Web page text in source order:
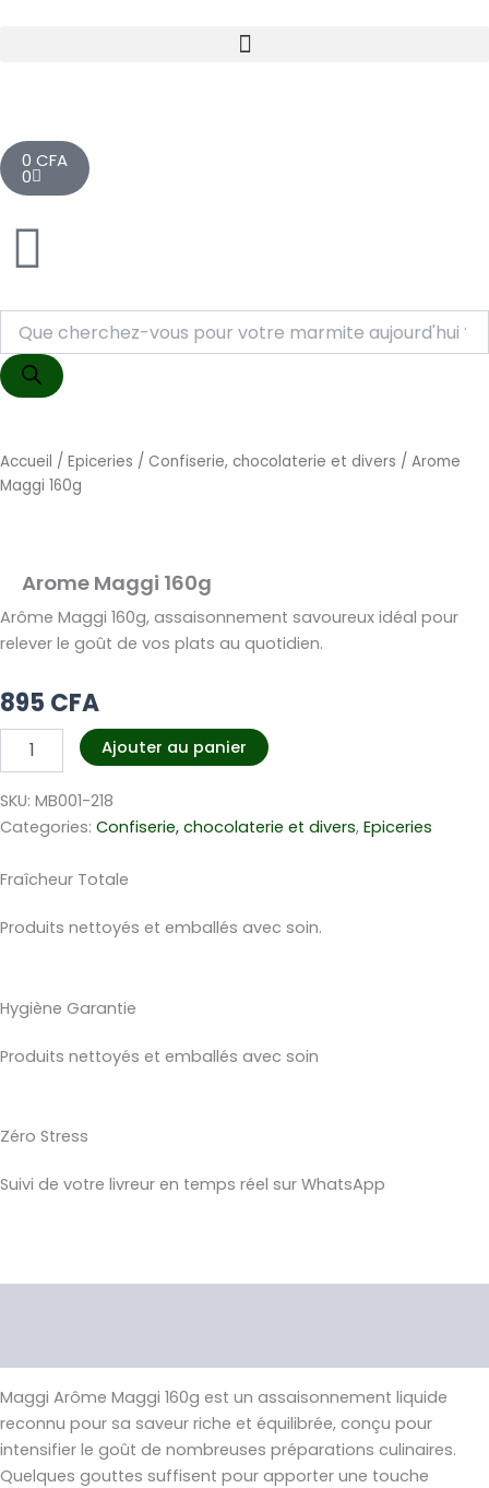
0 CFA
0
Cart
Recherche
produits
Accueil / Epiceries / Confiserie, chocolaterie et divers / Arome
Maggi 160g
Arome Maggi 160g
Arôme Maggi 160g, assaisonnement savoureux idéal pour
relever le goût de vos plats au quotidien.
895 CFA
quantité
Maggi
160g
Ajouter au panier
SKU: MB001-218
Categories: Confiserie, chocolaterie et divers, Epiceries
Fraîcheur Totale
Produits nettoyés et emballés avec soin.
Hygiène Garantie
Produits nettoyés et emballés avec soin
Zéro Stress
Suivi de votre livreur en temps réel sur WhatsApp
Maggi Arôme Maggi 160g est un assaisonnement liquide
reconnu pour sa saveur riche et équilibrée, conçu pour
intensifier le goût de nombreuses préparations culinaires.
Quelques gouttes suffisent pour apporter une touche